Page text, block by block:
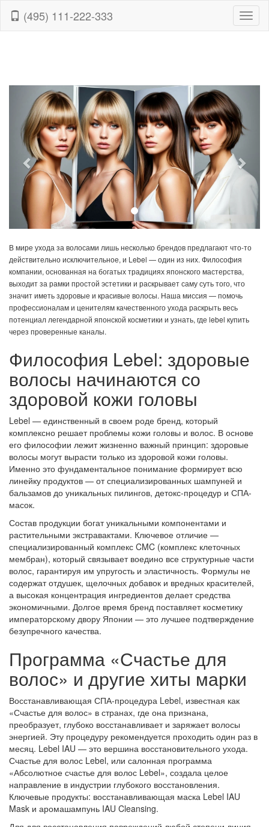
(495) 111-222-333
Previous
В мире ухода за волосами лишь несколько брендов предлагают что-то
действительно исключительное, и Lebel — один из них. Философия
компании, основанная на богатых традициях японского мастерства,
выходит за рамки простой эстетики и раскрывает саму суть того, что
значит иметь здоровые и красивые волосы. Наша миссия — помочь
профессионалам и ценителям качественного ухода раскрыть весь
потенциал легендарной японской косметики и узнать, где lebel купить
через проверенные каналы.
Философия Lebel: здоровые
волосы начинаются со
здоровой кожи головы
Lebel — единственный в своем роде бренд, который
комплексно решает проблемы кожи головы и волос. В основе
его философии лежит жизненно важный принцип: здоровые
волосы могут вырасти только из здоровой кожи головы.
Именно это фундаментальное понимание формирует всю
линейку продуктов — от специализированных шампуней и
бальзамов до уникальных пилингов, детокс-процедур и СПА-
масок.
Состав продукции богат уникальными компонентами и
растительными экстравактами. Ключевое отличие —
специализированный комплекс CMC (комплекс клеточных
мембран), который связывает воедино все структурные части
волос, гарантируя им упругость и эластичность. Формулы не
содержат отдушек, щелочных добавок и вредных красителей,
а высокая концентрация ингредиентов делает средства
экономичными. Долгое время бренд поставляет косметику
императорскому двору Японии — это лучшее подтверждение
безупречного качества.
Программа «Счастье для
волос» и другие хиты марки
Восстанавливающая СПА-процедура Lebel, известная как
«Счастье для волос» в странах, где она признана,
преобразует, глубоко восстанавливает и заряжает волосы
энергией. Эту процедуру рекомендуется проходить один раз в
месяц. Lebel IAU — это вершина восстановительного ухода.
Счастье для волос Lebel, или салонная программа
«Абсолютное счастье для волос Lebel», создала целое
направление в индустрии глубокого восстановления.
Ключевые продукты: восстанавливающая маска Lebel IAU
Mask и аромашампунь IAU Cleansing.